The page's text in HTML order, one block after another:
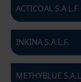
ACTICOAL
INKINA S.A.L.F.
METHYBLUE